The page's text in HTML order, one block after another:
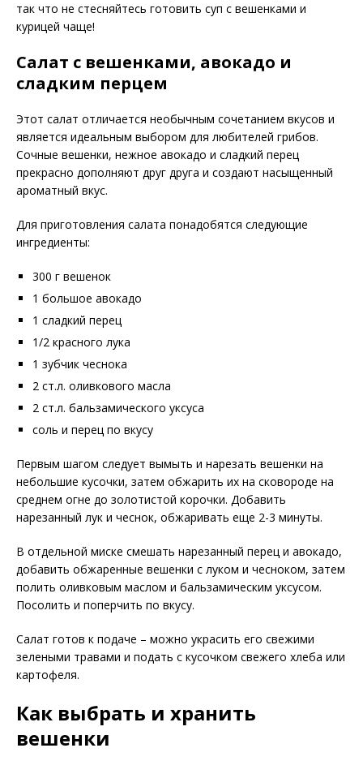
так что не стесняйтесь готовить суп с вешенками и
курицей чаще!
Салат с вешенками, авокадо и
сладким перцем
Этот салат отличается необычным сочетанием вкусов и
является идеальным выбором для любителей грибов.
Сочные вешенки, нежное авокадо и сладкий перец
прекрасно дополняют друг друга и создают насыщенный
ароматный вкус.
Для приготовления салата понадобятся следующие
ингредиенты:
300 г вешенок
1 большое авокадо
1 сладкий перец
1/2 красного лука
1 зубчик чеснока
2 ст.л. оливкового масла
2 ст.л. бальзамического уксуса
соль и перец по вкусу
Первым шагом следует вымыть и нарезать вешенки на
небольшие кусочки, затем обжарить их на сковороде на
среднем огне до золотистой корочки. Добавить
нарезанный лук и чеснок, обжаривать еще 2-3 минуты.
В отдельной миске смешать нарезанный перец и авокадо,
добавить обжаренные вешенки с луком и чесноком, затем
полить оливковым маслом и бальзамическим уксусом.
Посолить и поперчить по вкусу.
Салат готов к подаче – можно украсить его свежими
зелеными травами и подать с кусочком свежего хлеба или
картофеля.
Как выбрать и хранить
вешенки